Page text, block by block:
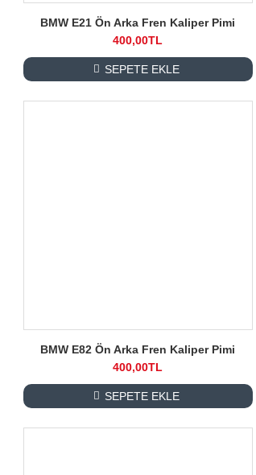
BMW E21 Ön Arka Fren Kaliper Pimi
400,00TL
SEPETE EKLE
BMW E82 Ön Arka Fren Kaliper Pimi
400,00TL
SEPETE EKLE